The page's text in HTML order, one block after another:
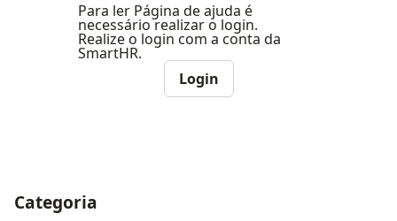
Para ler Página de ajuda é
necessário realizar o login.
Realize o login com a conta da
SmartHR.
Login
ナビゲーションメニュー
Categoria